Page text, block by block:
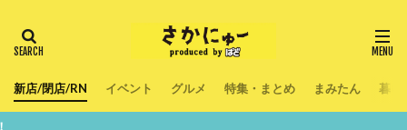
新店/閉店/RN イベント グルメ 特集・まとめ まみたん 暮ら